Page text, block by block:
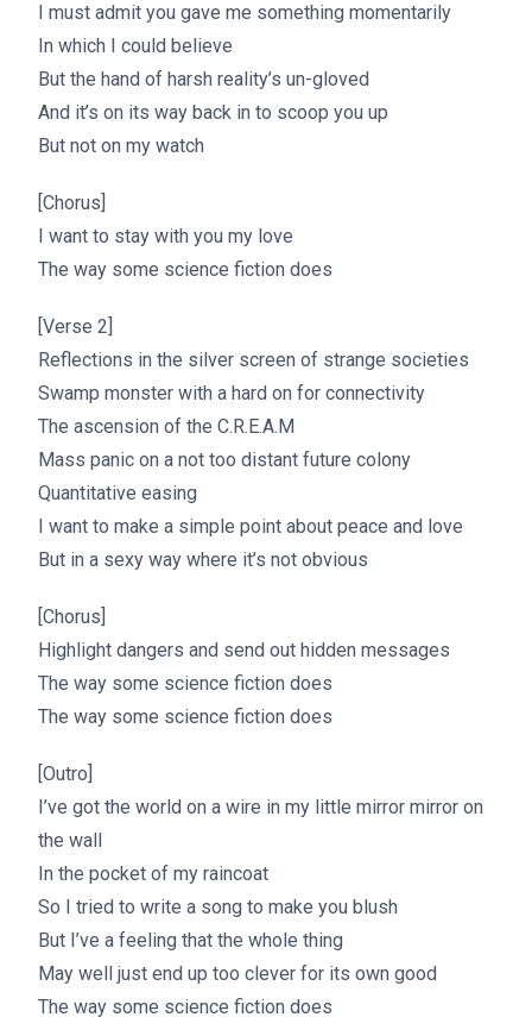
I must admit you gave me something momentarily
In which I could believe
But the hand of harsh reality’s un-gloved
And it’s on its way back in to scoop you up
But not on my watch
[Chorus]
I want to stay with you my love
The way some science fiction does
[Verse 2]
Reflections in the silver screen of strange societies
Swamp monster with a hard on for connectivity
The ascension of the C.R.E.A.M
Mass panic on a not too distant future colony
Quantitative easing
I want to make a simple point about peace and love
But in a sexy way where it’s not obvious
[Chorus]
Highlight dangers and send out hidden messages
The way some science fiction does
The way some science fiction does
[Outro]
I’ve got the world on a wire in my little mirror mirror on
the wall
In the pocket of my raincoat
So I tried to write a song to make you blush
But I’ve a feeling that the whole thing
May well just end up too clever for its own good
The way some science fiction does